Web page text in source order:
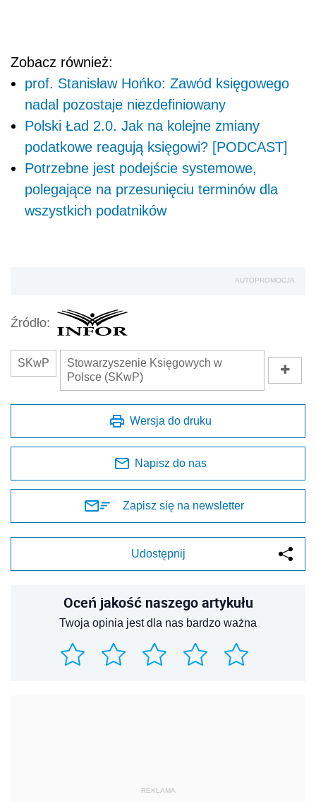
Zobacz również:
prof. Stanisław Hońko: Zawód księgowego
nadal pozostaje niezdefiniowany
Polski Ład 2.0. Jak na kolejne zmiany
podatkowe reagują księgowi? [PODCAST]
Potrzebne jest podejście systemowe,
polegające na przesunięciu terminów dla
wszystkich podatników
AUTOPROMOCJA
Źródło:
SKwP
Stowarzyszenie Księgowych w
Polsce (SKwP)
Wersja do druku
Napisz do nas
Zapisz się na newsletter
Udostępnij
Oceń jakość naszego artykułu
Twoja opinia jest dla nas bardzo ważna
REKLAMA